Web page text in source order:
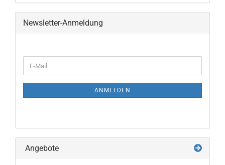
Newsletter-Anmeldung
ANMELDEN
Angebote